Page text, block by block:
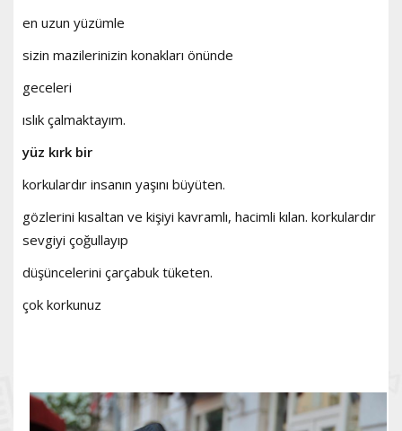
en uzun yüzümle
sizin mazilerinizin konakları önünde
geceleri
ıslık çalmaktayım.
yüz kırk bir
korkulardır insanın yaşını büyüten.
gözlerini kısaltan ve kişiyi kavramlı, hacimli kılan. korkulardır
sevgiyi çoğullayıp
düşüncelerini çarçabuk tüketen.
çok korkunuz